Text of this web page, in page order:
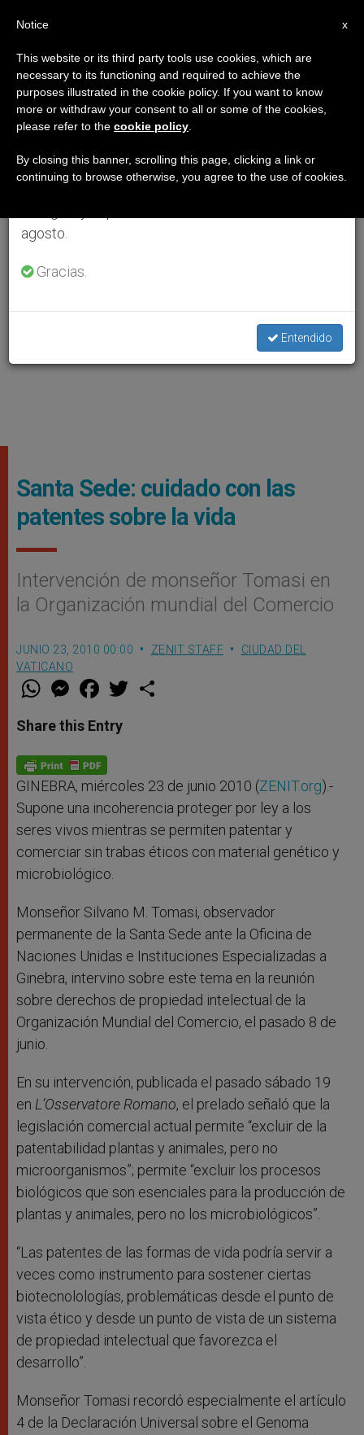
Santa Sede: cuidado con las
patentes sobre la vida
Intervención de monseñor Tomasi en
la Organización mundial del Comercio
JUNIO 23, 2010 00:00 ZENIT STAFF
CIUDAD DEL
VATICANO
W
t
s
p
p
M
e
s
e
g
e
r
F
a
e
b
o
k
w
Share this Entry
GINEBRA, miércoles 23 de junio 2010 (ZENIT.org).-
Supone una incoherencia proteger por ley a los
seres vivos mientras se permiten patentar y
comerciar sin trabas éticos con material genético y
microbiológico.
Monseñor Silvano M. Tomasi, observador
permanente de la Santa Sede ante la Oficina de
Naciones Unidas e Instituciones Especializadas a
Ginebra, intervino sobre este tema en la reunión
sobre derechos de propiedad intelectual de la
Organización Mundial del Comercio, el pasado 8 de
junio.
En su intervención, publicada el pasado sábado 19
en L’Osservatore Romano, el prelado señaló que la
legislación comercial actual permite “excluir de la
patentabilidad plantas y animales, pero no
microorganismos”; permite “excluir los procesos
biológicos que son esenciales para la producción de
plantas y animales, pero no los microbiológicos”.
“Las patentes de las formas de vida podría servir a
veces como instrumento para sostener ciertas
biotecnolologías, problemáticas desde el punto de
vista ético y desde un punto de vista de un sistema
de propiedad intelectual que favorezca el
desarrollo”.
Monseñor Tomasi recordó especialmente el artículo
4 de la Declaración Universal sobre el Genoma
×
Aviso importante
Del 27 de julio al 7 de agosto haremos la pausa
anual, aprovechando que en el periodo de verano
se generan menos informaciones y también el
agosto.
Gracias.
Entendido
x
Notice
This website or its third party tools use cookies, which are
necessary to its functioning and required to achieve the
purposes illustrated in the cookie policy. If you want to know
more or withdraw your consent to all or some of the cookies,
please refer to the cookie policy
By closing this banner, scrolling this page, clicking a link or
continuing to browse otherwise, you agree to the use of cookies.